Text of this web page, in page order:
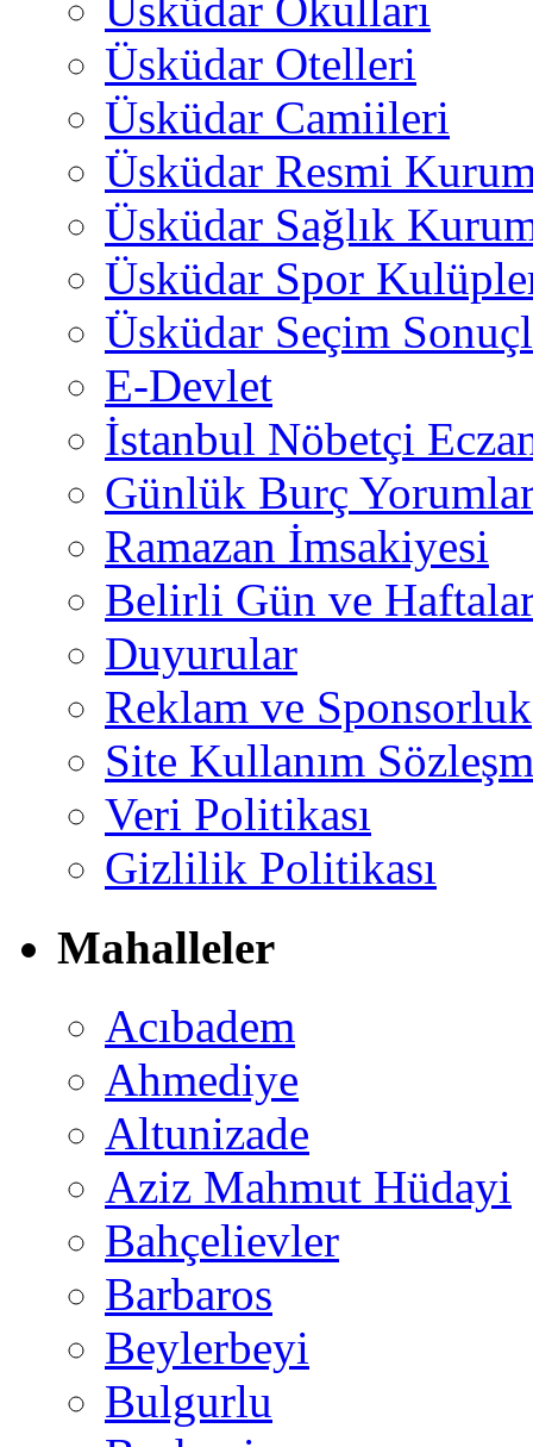
Üsküdar Okulları
Üsküdar Otelleri
Üsküdar Camiileri
Üsküdar Resmi
Üsküdar Sağlık
Üsküdar Spor
Üsküdar Seçim
E-Devlet
İstanbul Nöbetçi
Günlük Burç
Ramazan İmsakiyesi
Belirli Gün ve
Duyurular
Reklam ve Sponsorluk
Site Kullanım
Veri Politikası
Gizlilik Politikası
Mahalleler
Acıbadem
Ahmediye
Altunizade
Aziz Mahmut Hüdayi
Bahçelievler
Barbaros
Beylerbeyi
Bulgurlu